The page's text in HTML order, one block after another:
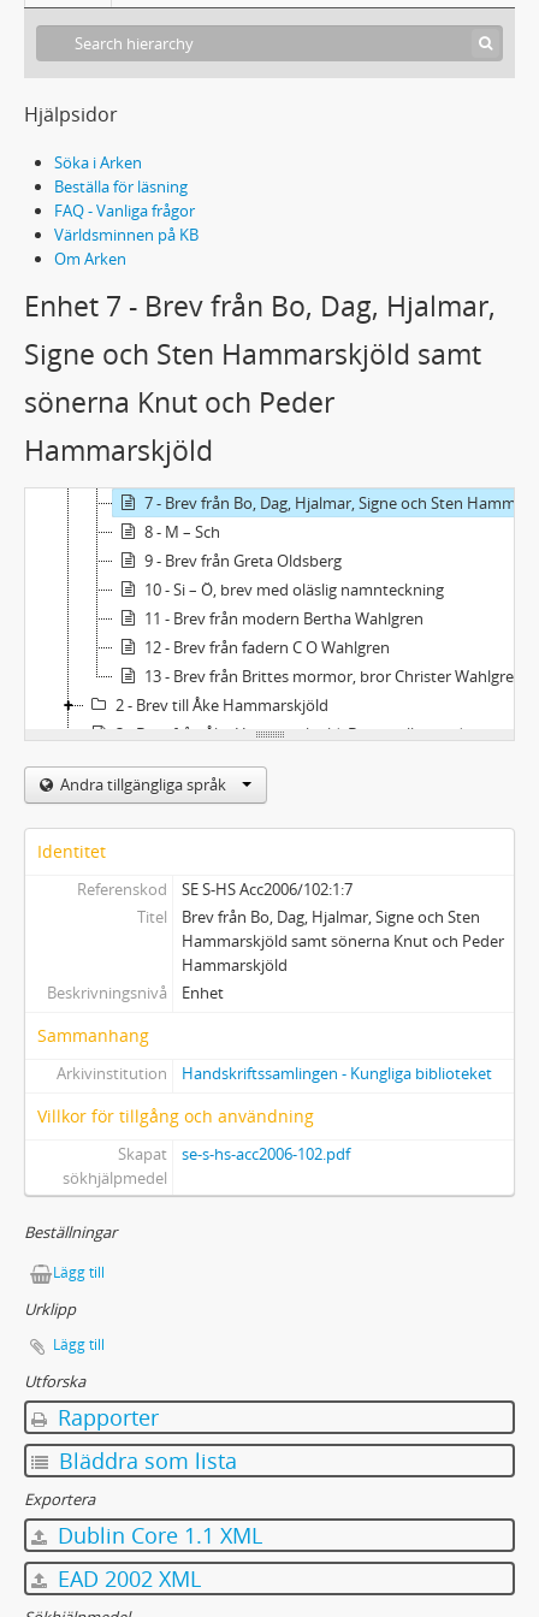
Hjälpsidor
Söka i Arken
Beställa för läsning
FAQ - Vanliga frågor
Världsminnen på KB
Om Arken
Enhet 7 - Brev från Bo, Dag, Hjalmar,
Signe och Sten Hammarskjöld samt
sönerna Knut och Peder
Hammarskjöld
1 - Brev till Britte Hammarskjöld
2 - Brev från Agnes Hammarskjöld 1920-1923
3 - Brev från Agnes Hammarskjöld 1924-1931
4 - Brev från Åke Hammarskjöld 1910-1922
5 - Brev från Åke Hammarskjöld 1923-1927
6 - Brev från Åke Hammarskjöld 1928-1931
7 - Brev från Bo, Dag, Hjalmar, Signe och Sten Hammarskjöld samt sönerna Knut och Peder Hammarskjöld
8 - M – Sch
9 - Brev från Greta Oldsberg
10 - Si – Ö, brev med oläslig namnteckning
11 - Brev från modern Bertha Wahlgren
12 - Brev från fadern C O Wahlgren
13 - Brev från Brittes mormor, bror Christer Wahlgren, syster Ebba Wahlgren, svägerska Nane Wahlgren
2 - Brev till Åke Hammarskjöld
3 - Brev från Åke Hammarskjöld; Brev mellan andra
4 - Biographica
5 - Tryck
Andra tillgängliga språk
Identitet
Referenskod
SE S-HS Acc2006/102:1:7
Titel
Brev från Bo, Dag, Hjalmar, Signe och Sten
Hammarskjöld samt sönerna Knut och Peder
Hammarskjöld
Beskrivningsnivå
Enhet
Sammanhang
Arkivinstitution Handskriftssamlingen - Kungliga biblioteket
Villkor för tillgång och användning
Skapat
sökhjälpmedel
se-s-hs-acc2006-102.pdf
Beställningar
Lägg till
Urklipp
Lägg till
Utforska
Rapporter
Bläddra som lista
Exportera
Dublin Core 1.1 XML
EAD 2002 XML